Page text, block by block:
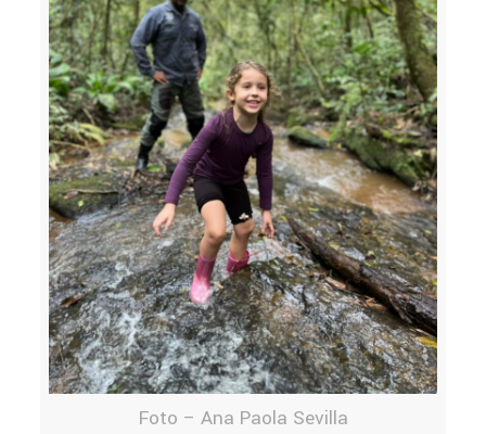
Foto – Ana Paola Sevilla